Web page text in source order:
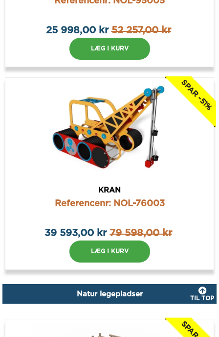
25 998,00 kr52 257,00 kr
LÆG I KURV
SPAR -51%
KRAN
Referencenr: NOL-76003
39 593,00 kr 79 598,00 kr
LÆG I KURV
Natur legepladser
TIL TOP